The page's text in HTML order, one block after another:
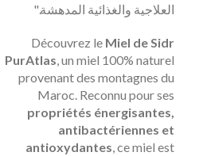
العلاجية والغذائية المدهشة."
Découvrez le Miel de Sidr
PurAtlas , un miel 100% naturel
provenant des montagnes du
Maroc. Reconnu pour ses
propriétés énergisantes,
antibactériennes et
antioxydantes , ce miel est